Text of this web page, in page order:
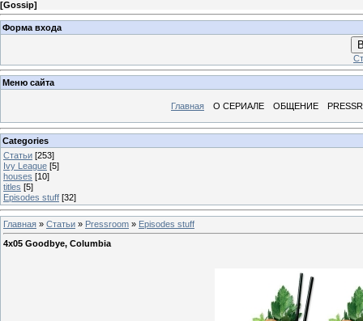
[Gossip]
Форма входа
Меню сайта
Главная О СЕРИАЛЕ ОБЩЕНИЕ
Categories
Статьи [253]
Ivy League [5]
houses [10]
titles [5]
Episodes stuff [32]
Главная » Статьи » Pressroom » Episodes stuff
4x05 Goodbye, Columbia